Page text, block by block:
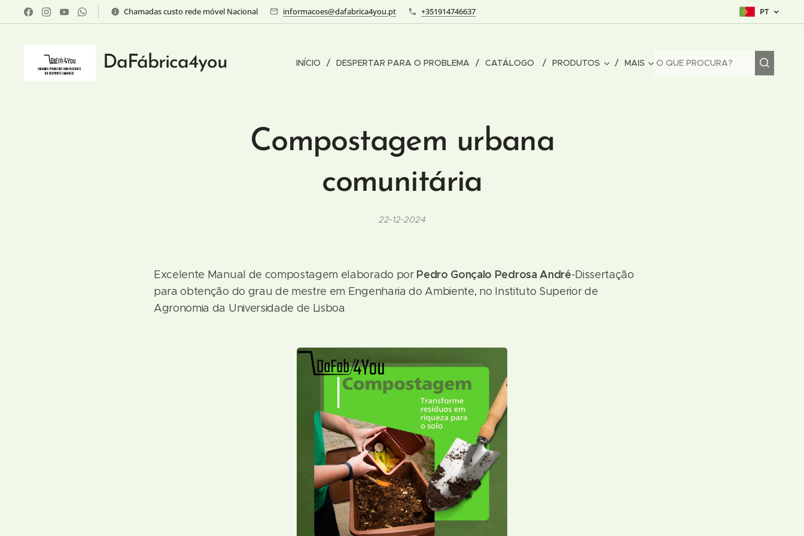
Chamadas custo rede móvel Nacional informacoes@dafabrica4you.pt +351914746637 PT
DaFábrica4you INÍCIO DESPERTAR PARA O PROBLEMA CATÁLOGO PRODUTOS MAIS
Compostagem urbana
comunitária
22-12-2024
Excelente Manual de compostagem elaborado porPedro Gonçalo Pedrosa André-Dissertação
para obtenção do grau de mestre em Engenharia do Ambiente, no Instituto Superior de
Agronomia da Universidade de Lisboa